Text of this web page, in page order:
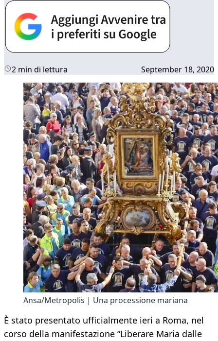
2 min di lettura September 18, 2020
Ansa/Metropolis | Una processione mariana
È stato presentato ufficialmente ieri a Roma, nel
corso della manifestazione “Liberare Maria dalle